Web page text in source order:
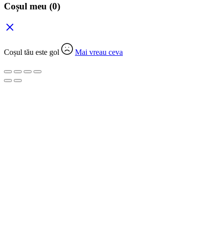
Coșul meu (0)
Coșul tău este gol Mai vreau ceva